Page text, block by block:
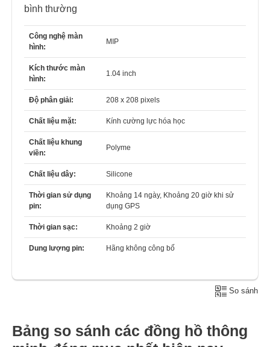
bình thường
Công nghệ màn
hình:
MIP
Kích thước màn
hình:
1.04 inch
Độ phân giải: 208 x 208 pixels
Chất liệu mặt: Kính cường lực hóa học
Chất liệu khung
viền:
Polyme
Chất liệu dây: Silicone
Thời gian sử dụng
pin:
Khoảng 14 ngày, Khoảng 20 giờ khi sử
dụng GPS
Thời gian sạc: Khoảng 2 giờ
Dung lượng pin: Hãng không công bố
So sánh
Bảng so sánh các đồng hồ thông